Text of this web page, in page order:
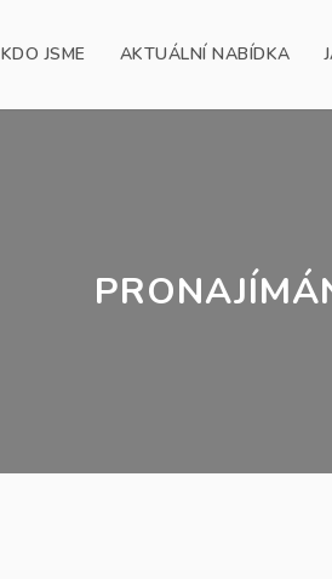
KDO JSME AKTUÁLNÍ NABÍDKA